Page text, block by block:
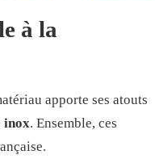
à la
apporte ses atouts
. Ensemble, ces